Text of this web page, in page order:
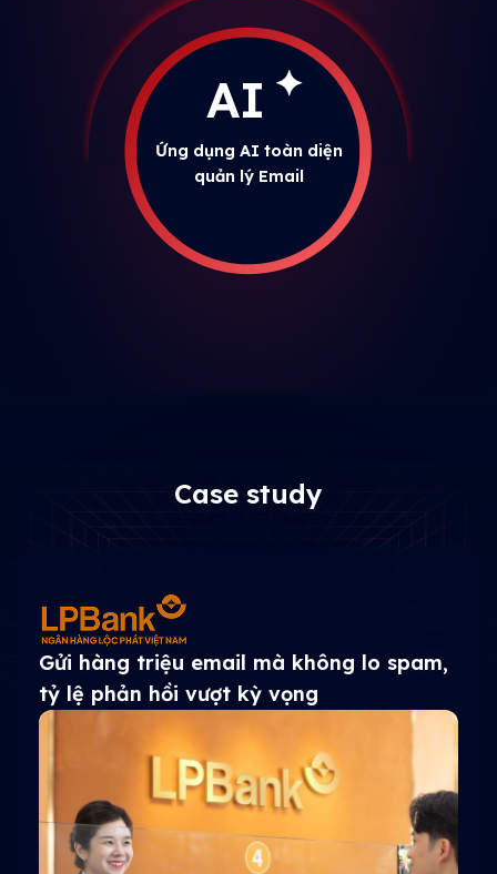
AI
Ứng dụng AI toàn diện
quản lý Email
Case study
Tăng 230% hiệu quả email
marketing vận hành 16 chiến dịch tự
động trong 6 tháng